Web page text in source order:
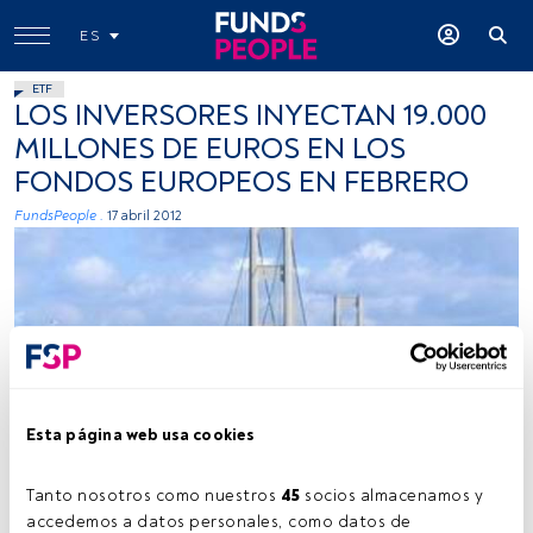
Esta página web usa cookies
Tanto nosotros como nuestros 45 socios almacenamos y
accedemos a datos personales, como datos de
ES
ETF
LOS INVERSORES INYECTAN 19.000
MILLONES DE EUROS EN LOS
FONDOS EUROPEOS EN FEBRERO
FundsPeople . 17 abril 2012
Lars Lentz, Wikicommons
Tiempo lectura: 2 min.